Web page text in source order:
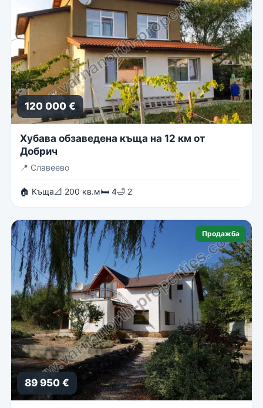
120 000 €
Хубава обзаведена къща на 12 км от
Добрич
📍 Славеево
🏠 Къща📐 200 кв.м🛏 4🛁 2
Продажба
89 950 €